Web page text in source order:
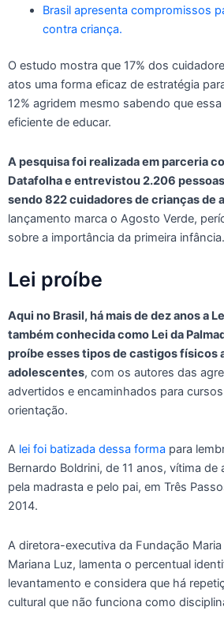
Brasil apresenta compromissos
contra criança.
O estudo mostra que 17% dos
atos uma forma eficaz de estratégia
12% agridem mesmo sabendo que
eficiente de educar.
A pesquisa foi realizada em parceria
Datafolha e entrevistou 2.206
sendo 822 cuidadores de crianças de
lançamento marca o Agosto Verde,
sobre a importância da primeira infância.
Lei proíbe
Aqui no Brasil, há mais de dez anos a
também conhecida como Lei da
proíbe esses tipos de castigos físicos
adolescentes, com os autores das
advertidos e encaminhados para
orientação.
A lei foi batizada dessa forma para
Bernardo Boldrini, de 11 anos, vítima
pela madrasta e pelo pai, em Três
2014.
A diretora-executiva da Fundação
Mariana Luz, lamenta o percentual
levantamento e considera que há
cultural que não funciona como